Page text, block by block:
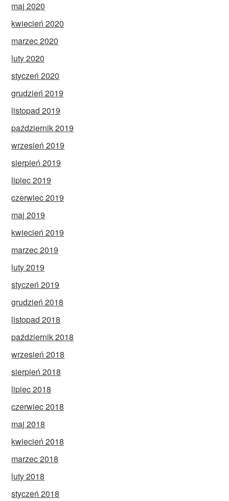
maj 2020
kwiecień 2020
marzec 2020
luty 2020
styczeń 2020
grudzień 2019
listopad 2019
październik 2019
wrzesień 2019
sierpień 2019
lipiec 2019
czerwiec 2019
maj 2019
kwiecień 2019
marzec 2019
luty 2019
styczeń 2019
grudzień 2018
listopad 2018
październik 2018
wrzesień 2018
sierpień 2018
lipiec 2018
czerwiec 2018
maj 2018
kwiecień 2018
marzec 2018
luty 2018
styczeń 2018